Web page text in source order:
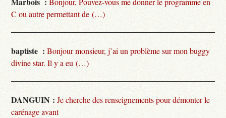
C ou autre permettant de (…)
baptiste : Bonjour monsieur, j’ai un problème sur mon buggy
divine star. Il y a eu (…)
DANGUIN : Je cherche des renseignements pour démonter le
carénage avant